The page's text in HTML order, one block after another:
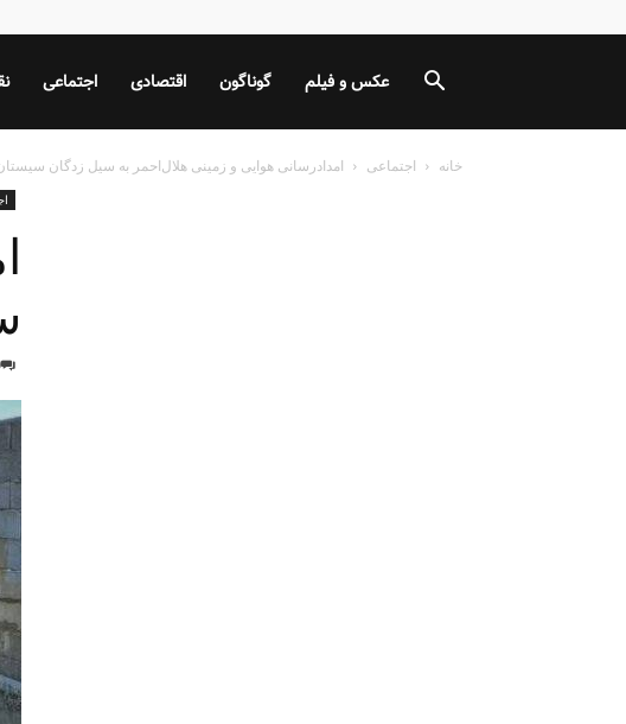
اجتماعی اقتصادی گوناگون عکس و فیلم
خانه اجتماعی امدادرسانی هوایی و زمینی هلال‌احمر به سیل زدگان